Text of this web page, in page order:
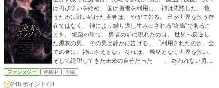
いただけた方には、きっと何かが心に残る作品となることを
願っております。
は再び争いを始め、 国は勇者を利用し、 神は沈黙した。 救
うために戦い続けた勇者は、 やがて知る。 己が世界を救う存
在ではなく、 神により繰り返し生み出される“終焉”であるこ
とを。 絶望の果て、 勇者の前に現れたのは、 世界へ反逆し
た黒衣の男。 その男は静かに告げる。 「利用されたのさ。全
ての者に。神にさえもな」 それは、 幾度となく世界を救い、
そして絶望してきた未来の自分だった――。 終われない勇者
たちが紡ぐ、 反逆と絶望のダークファンタジー。
ファンタジー 連載中 長編
24h.ポイント 7pt